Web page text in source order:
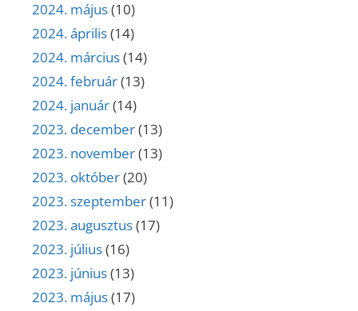
2024. május(10)
2024. április(14)
2024. március(14)
2024. február(13)
2024. január(14)
2023. december(13)
2023. november(13)
2023. október(20)
2023. szeptember(11)
2023. augusztus(17)
2023. július(16)
2023. június(13)
2023. május(17)